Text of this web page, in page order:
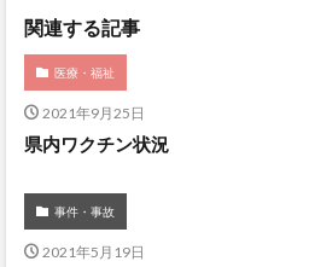
関連する記事
医療・福祉
2021年9月25日
県内ワクチン状況
事件・事故
2021年5月19日